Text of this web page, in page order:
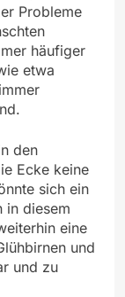
Probleme
häufiger
etwa
den
Ecke keine
sich ein
in diesem
eine
und
und zu